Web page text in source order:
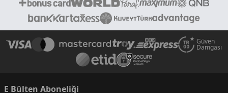
Güven
Damgası
E Bülten Aboneliği